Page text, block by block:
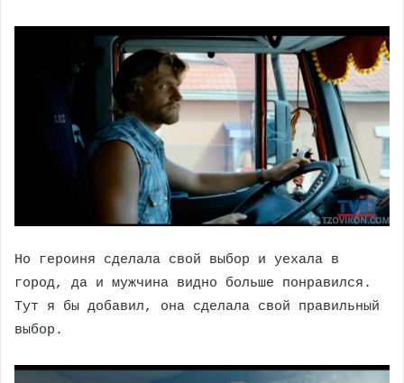
Но героиня сделала свой выбор и уехала в
город, да и мужчина видно больше понравился.
Тут я бы добавил, она сделала свой правильный
выбор.